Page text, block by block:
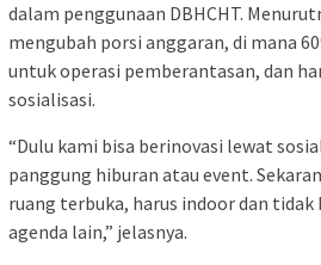
dalam penggunaan DBHCHT.
mengubah porsi anggaran, di mana
untuk operasi pemberantasan, dan
sosialisasi.
“Dulu kami bisa berinovasi lewat
panggung hiburan atau event.
ruang terbuka, harus indoor dan
agenda lain,” jelasnya.